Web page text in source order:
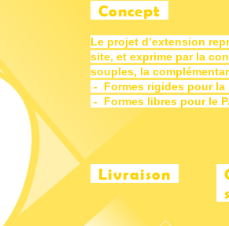
Concept
Le projet d’extension
site, et exprime par la
souples, la
- Formes rigides pour la
- Formes libres pour le
Livraison